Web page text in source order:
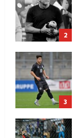
2
3